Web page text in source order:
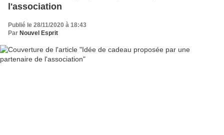
l'association
Publié le 28/11/2020 à 18:43
Par Nouvel Esprit